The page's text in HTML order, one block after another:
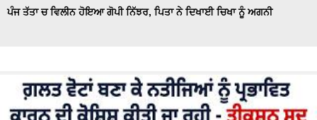
ਪੰਜ ਤੱਤਾ ਚ ਵਿਲੀਨ ਹੋਇਆ ਗੋਪੀ ਨਿੱਝਰ, ਪਿਤਾ ਨੇ ਦਿਖਾਈ ਚਿਖਾ ਨੂੰ ਅਗਨੀ